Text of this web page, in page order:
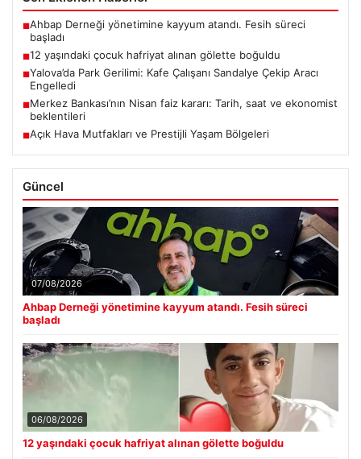
■Ahbap Derneği yönetimine kayyum atandı. Fesih süreci
başladı
■12 yaşındaki çocuk hafriyat alınan gölette boğuldu
■Yalova’da Park Gerilimi: Kafe Çalışanı Sandalye Çekip Aracı
Engelledi
■Merkez Bankası’nın Nisan faiz kararı: Tarih, saat ve ekonomist
beklentileri
■Açık Hava Mutfakları ve Prestijli Yaşam Bölgeleri
Güncel
07/08/2026
Ahbap Derneği yönetimine kayyum atandı. Fesih süreci
başladı
06/08/2026
12 yaşındaki çocuk hafriyat alınan gölette boğuldu